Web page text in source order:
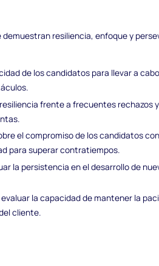
resiliencia, enfoque y
de los candidatos para llevar a cabo
frente a frecuentes rechazos
el compromiso de los candidatos
para superar contratiempos.
la persistencia en el desarrollo de
evaluar la capacidad de mantener la
cliente.